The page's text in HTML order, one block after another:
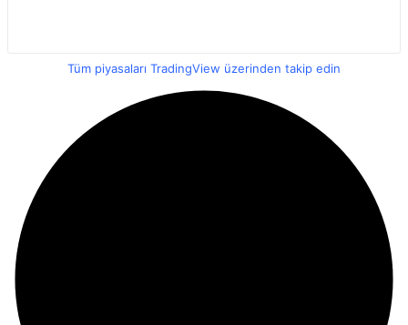
Tüm piyasaları TradingView üzerinden takip edin